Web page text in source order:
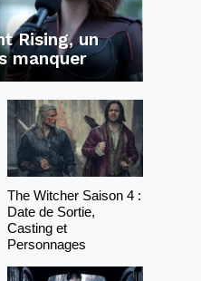
Rising, un
manquer
The Witcher Saison 4 :
Date de Sortie,
Casting et
Personnages